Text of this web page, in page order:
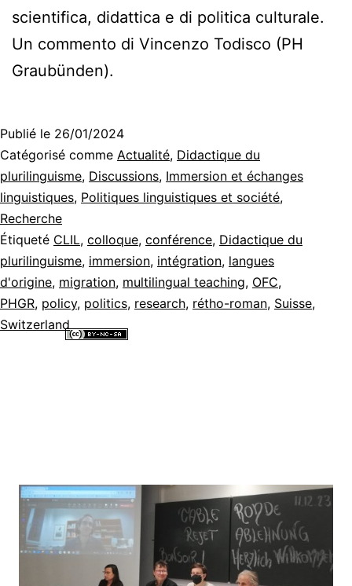
scientifica, didattica e di politica culturale.
Un commento di Vincenzo Todisco (PH
Graubünden).
Publié le 26/01/2024
Catégorisé comme Actualité, Didactique du
plurilinguisme, Discussions, Immersion et échanges
linguistiques, Politiques linguistiques et société,
Recherche
Étiqueté CLIL, colloque, conférence, Didactique du
plurilinguisme, immersion, intégration, langues
d'origine, migration, multilingual teaching, OFC,
PHGR, policy, politics, research, rétho-roman, Suisse,
Switzerland